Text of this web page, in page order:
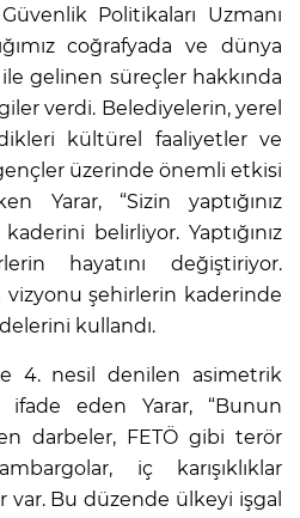
Politikaları Uzmanı
coğrafyada ve dünya
gelinen süreçler hakkında
verdi. Belediyelerin, yerel
kültürel faaliyetler ve
üzerinde önemli etkisi
Yarar, “Sizin yaptığınız
belirliyor. Yaptığınız
hayatını değiştiriyor.
vizyonu şehirlerin kaderinde
kullandı.
4. nesil denilen asimetrik
ifade eden Yarar, “Bunun
darbeler, FETÖ gibi terör
iç karışıklıklar
var. Bu düzende ülkeyi işgal